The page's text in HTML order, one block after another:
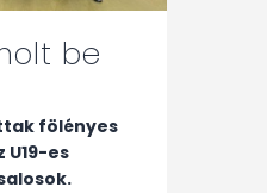
be
fölényes
es